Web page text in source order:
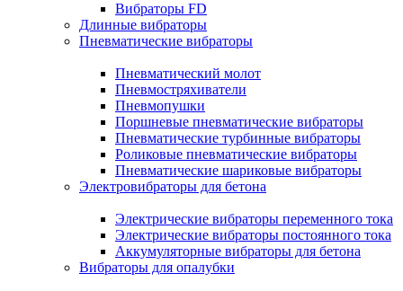
Вибраторы FD
Длинные вибраторы
Пневматические вибраторы
Пневматический молот
Пневмостряхиватели
Пневмопушки
Поршневые пневматические вибраторы
Пневматические турбинные вибраторы
Роликовые пневматические вибраторы
Пневматические шариковые вибраторы
Электровибраторы для бетона
Электрические вибраторы переменного тока
Электрические вибраторы постоянного тока
Аккумуляторные вибраторы для бетона
Вибраторы для опалубки